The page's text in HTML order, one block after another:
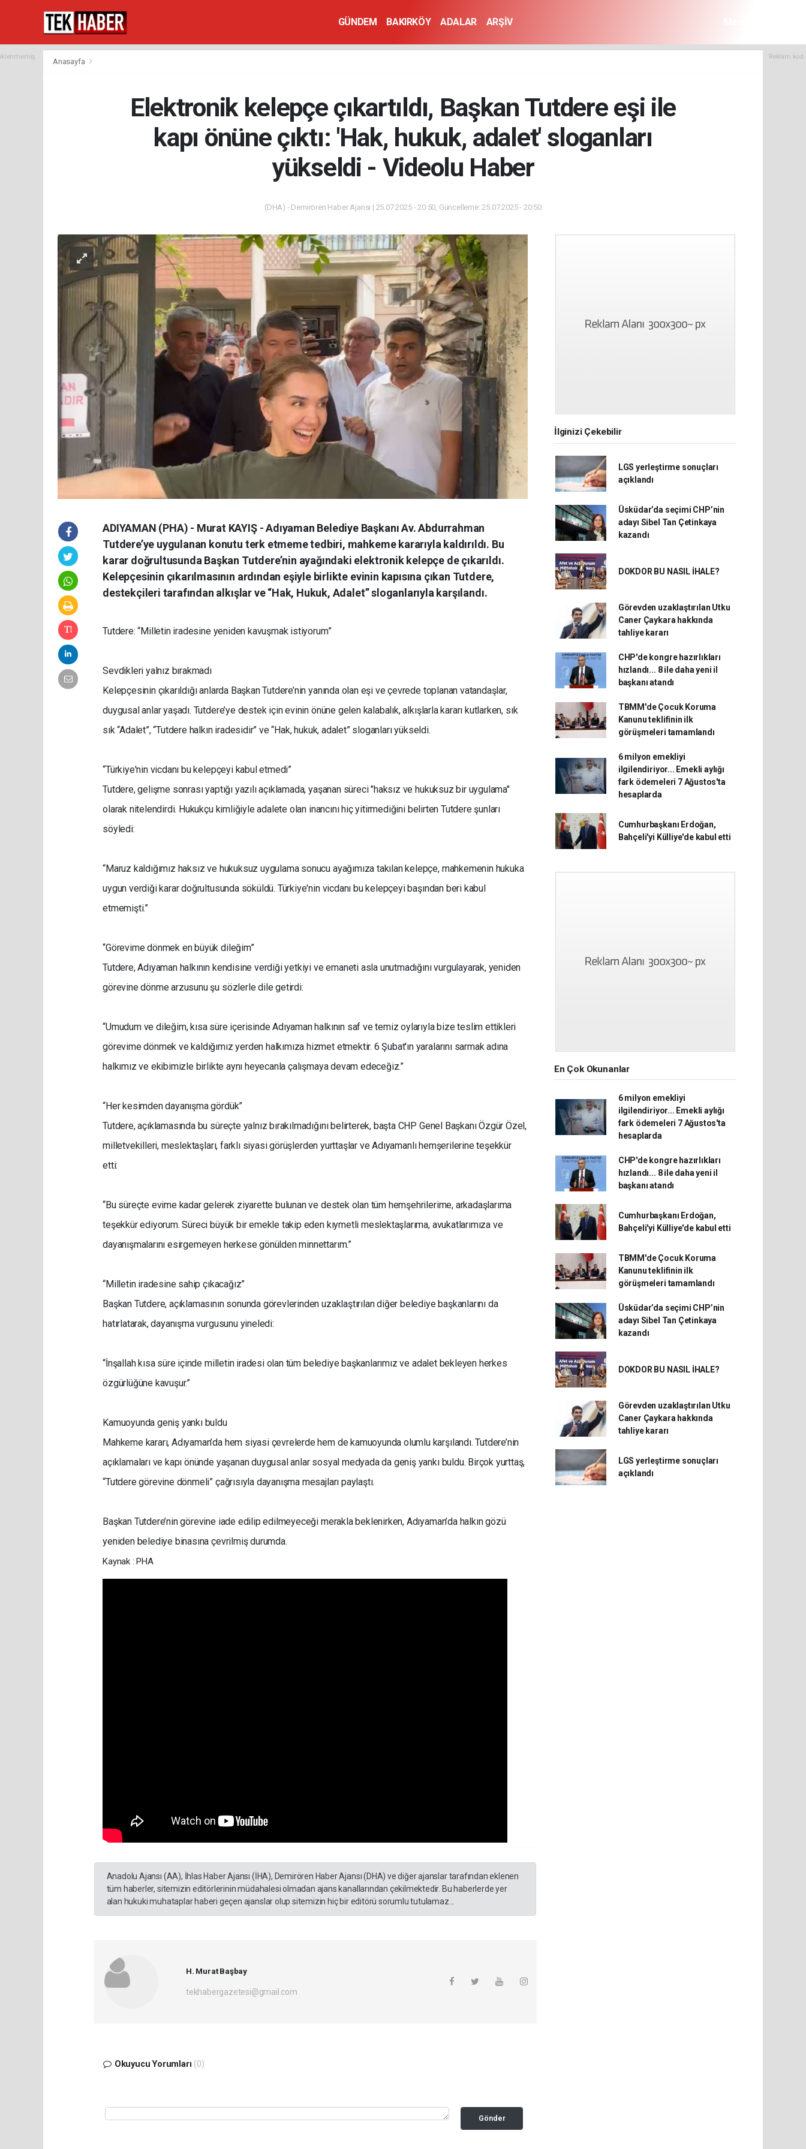
GÜNDEM BAKIRKÖY ADALAR ARŞİV
Reklam
Anasayfa
Elektronik kelepçe çıkartıldı, Başkan Tutdere eşi ile
kapı önüne çıktı: 'Hak, hukuk, adalet' sloganları
yükseldi - Videolu Haber
(DHA) - Demirören Haber Ajansı | 25.07.2025 - 20:50, Güncelleme: 25.07.2025 - 20:50
ADIYAMAN (PHA) - Murat KAYIŞ - Adıyaman Belediye Başkanı Av. Abdurrahman
Tutdere’ye uygulanan konutu terk etmeme tedbiri, mahkeme kararıyla kaldırıldı. Bu
karar doğrultusunda Başkan Tutdere’nin ayağındaki elektronik kelepçe de çıkarıldı.
Kelepçesinin çıkarılmasının ardından eşiyle birlikte evinin kapısına çıkan Tutdere,
destekçileri tarafından alkışlar ve “Hak, Hukuk, Adalet” sloganlarıyla karşılandı.
Tutdere: “Milletin iradesine yeniden kavuşmak istiyorum”
Sevdikleri yalnız bırakmadı
Kelepçesinin çıkarıldığı anlarda Başkan Tutdere’nin yanında olan eşi ve çevrede toplanan vatandaşlar,
duygusal anlar yaşadı. Tutdere’ye destek için evinin önüne gelen kalabalık, alkışlarla kararı kutlarken, sık
sık “Adalet”, “Tutdere halkın iradesidir” ve “Hak, hukuk, adalet” sloganları yükseldi.
“Türkiye'nin vicdanı bu kelepçeyi kabul etmedi”
Tutdere, gelişme sonrası yaptığı yazılı açıklamada, yaşanan süreci "haksız ve hukuksuz bir uygulama"
olarak nitelendirdi. Hukukçu kimliğiyle adalete olan inancını hiç yitirmediğini belirten Tutdere şunları
söyledi:
“Maruz kaldığımız haksız ve hukuksuz uygulama sonucu ayağımıza takılan kelepçe, mahkemenin hukuka
uygun verdiği karar doğrultusunda söküldü. Türkiye'nin vicdanı bu kelepçeyi başından beri kabul
etmemişti.”
“Görevime dönmek en büyük dileğim”
Tutdere, Adıyaman halkının kendisine verdiği yetkiyi ve emaneti asla unutmadığını vurgulayarak, yeniden
görevine dönme arzusunu şu sözlerle dile getirdi:
“Umudum ve dileğim, kısa süre içerisinde Adıyaman halkının saf ve temiz oylarıyla bize teslim ettikleri
görevime dönmek ve kaldığımız yerden halkımıza hizmet etmektir. 6 Şubat'ın yaralarını sarmak adına
halkımız ve ekibimizle birlikte aynı heyecanla çalışmaya devam edeceğiz.”
“Her kesimden dayanışma gördük”
Tutdere, açıklamasında bu süreçte yalnız bırakılmadığını belirterek, başta CHP Genel Başkanı Özgür Özel,
milletvekilleri, meslektaşları, farklı siyasi görüşlerden yurttaşlar ve Adıyamanlı hemşerilerine teşekkür
etti:
“Bu süreçte evime kadar gelerek ziyarette bulunan ve destek olan tüm hemşehrilerime, arkadaşlarıma
teşekkür ediyorum. Süreci büyük bir emekle takip eden kıymetli meslektaşlarıma, avukatlarımıza ve
dayanışmalarını esirgemeyen herkese gönülden minnettarım.”
“Milletin iradesine sahip çıkacağız”
Başkan Tutdere, açıklamasının sonunda görevlerinden uzaklaştırılan diğer belediye başkanlarını da
hatırlatarak, dayanışma vurgusunu yineledi:
“İnşallah kısa süre içinde milletin iradesi olan tüm belediye başkanlarımız ve adalet bekleyen herkes
özgürlüğüne kavuşur.”
Kamuoyunda geniş yankı buldu
Mahkeme kararı, Adıyaman’da hem siyasi çevrelerde hem de kamuoyunda olumlu karşılandı. Tutdere’nin
açıklamaları ve kapı önünde yaşanan duygusal anlar sosyal medyada da geniş yankı buldu. Birçok yurttaş,
“Tutdere görevine dönmeli” çağrısıyla dayanışma mesajları paylaştı.
Başkan Tutdere’nin görevine iade edilip edilmeyeceği merakla beklenirken, Adıyaman’da halkın gözü
yeniden belediye binasına çevrilmiş durumda.
Kaynak : PHA
Anadolu Ajansı (AA), İhlas Haber Ajansı (İHA), Demirören Haber Ajansı (DHA) ve diğer ajanslar tarafından eklenen
tüm haberler, sitemizin editörlerinin müdahalesi olmadan ajans kanallarından çekilmektedir. Bu haberlerde yer
alan hukuki muhataplar haberi geçen ajanslar olup sitemizin hiç bir editörü sorumlu tutulamaz...
H. Murat Başbay
tekhabergazetesi@gmail.com
Okuyucu Yorumları (0)
Gönder
İlginizi Çekebilir
LGS yerleştirme sonuçları
açıklandı
Üsküdar’da seçimi CHP’nin
adayı Sibel Tan Çetinkaya
kazandı
DOKDOR BU NASIL İHALE?
Görevden uzaklaştırılan Utku
Caner Çaykara hakkında
tahliye kararı
CHP'de kongre hazırlıkları
hızlandı... 8 ile daha yeni il
başkanı atandı
TBMM'de Çocuk Koruma
Kanunu teklifinin ilk
görüşmeleri tamamlandı
6 milyon emekliyi
ilgilendiriyor... Emekli aylığı
fark ödemeleri 7 Ağustos'ta
hesaplarda
Cumhurbaşkanı Erdoğan,
Bahçeli'yi Külliye'de kabul etti
En Çok Okunanlar
6 milyon emekliyi
ilgilendiriyor... Emekli aylığı
fark ödemeleri 7 Ağustos'ta
hesaplarda
CHP'de kongre hazırlıkları
hızlandı... 8 ile daha yeni il
başkanı atandı
Cumhurbaşkanı Erdoğan,
Bahçeli'yi Külliye'de kabul etti
TBMM'de Çocuk Koruma
Kanunu teklifinin ilk
görüşmeleri tamamlandı
Üsküdar’da seçimi CHP’nin
adayı Sibel Tan Çetinkaya
kazandı
DOKDOR BU NASIL İHALE?
Görevden uzaklaştırılan Utku
Caner Çaykara hakkında
tahliye kararı
LGS yerleştirme sonuçları
açıklandı